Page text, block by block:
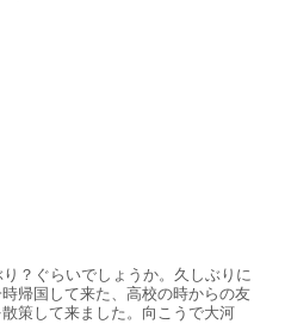
？ぐらいでしょうか。久しぶりに
帰国して来た、高校の時からの友
策して来ました。向こうで大河